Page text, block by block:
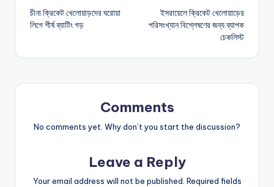
navigation
চীনা ক্রিকেট খেলোয়াড়দের ঘরোয়া
লিগে শীর্ষ ব্যাটিং গড়
ইসরায়েলে ক্রিকেট খেলোয়াড়ের
পরিসংখ্যান বিশ্লেষণের জন্য ব্যাপক
চেকলিস্ট
Comments
No comments yet. Why don’t you start the discussion?
Leave a Reply
Your email address will not be published. Required fields